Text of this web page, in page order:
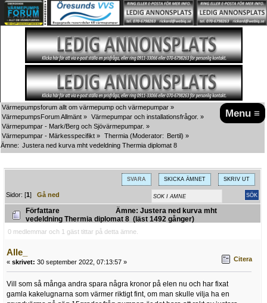
Menu ≡
Värmepumpsforum allt om värmepump och värmepumpar »
VärmepumpsForum Allmänt » Värmepumpar och installationsfrågor. »
Värmepumpar - Mark/Berg och Sjövärmepumpar. »
Värmepumpar - Märkesspecifikt » Thermia (Moderator: Bertil) »
Ämne: Justera ned kurva mht vedeldning Thermia diplomat 8
SVARA SKICKA ÄMNET SKRIV UT
Sidor: [1]Gå ned
Författare
Ämne: Justera ned kurva mht
vedeldning Thermia diplomat 8 (läst 1492 gånger)
0 medlemmar och 1 gäst tittar på detta ämne.
Alle_
« skrivet: 30 september 2022, 07:13:57 » Citera
Vill som så många andra spara några kronor på elen nu och har fixat
gamla kakelugnarna som värmer riktigt fint, om man skulle vilja ha en